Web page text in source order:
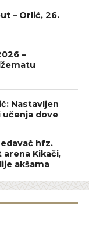
– Orlić, 26.
–
Nastavljen
dove
hfz.
arena Kikači,
akšama